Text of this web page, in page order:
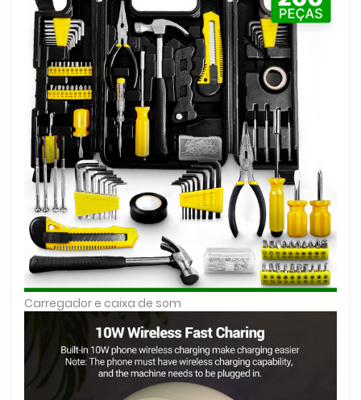
Carregador e caixa de som